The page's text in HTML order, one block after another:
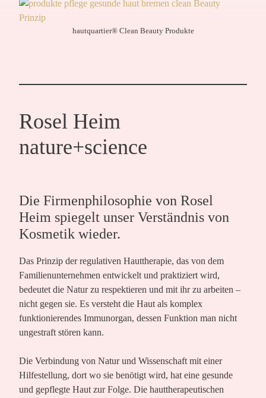
hautquartier® Clean Beauty Produkte
Rosel Heim
nature+science
Die Firmenphilosophie von Rosel
Heim spiegelt unser Verständnis von
Kosmetik wieder.
Das Prinzip der regulativen Hauttherapie, das von dem
Familienunternehmen entwickelt und praktiziert wird,
bedeutet die Natur zu respektieren und mit ihr zu arbeiten –
nicht gegen sie. Es versteht die Haut als komplex
funktionierendes Immunorgan, dessen Funktion man nicht
ungestraft stören kann.
Die Verbindung von Natur und Wissenschaft mit einer
Hilfestellung, dort wo sie benötigt wird, hat eine gesunde
und gepflegte Haut zur Folge. Die hauttherapeutischen